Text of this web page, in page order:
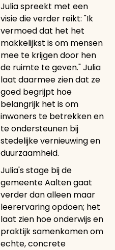
Julia spreekt met een
visie die verder reikt: "Ik
vermoed dat het het
makkelijkst is om mensen
mee te krijgen door hen
de ruimte te geven." Julia
laat daarmee zien dat ze
goed begrijpt hoe
belangrijk het is om
inwoners te betrekken en
te ondersteunen bij
stedelijke vernieuwing en
duurzaamheid.
Julia's stage bij de
gemeente Aalten gaat
verder dan alleen maar
leerervaring opdoen; het
laat zien hoe onderwijs en
praktijk samenkomen om
echte, concrete